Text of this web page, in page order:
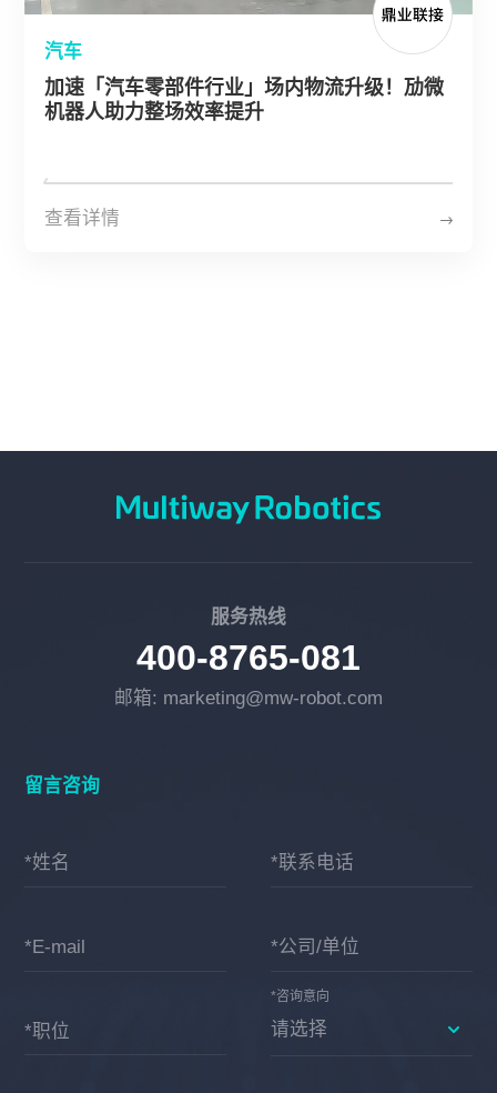
汽车
加速「汽车零部件行业」场内物流升级！劢微
机器人助力整场效率提升
查看详情
服务热线
400-8765-081
邮箱: marketing@mw-robot.com
留言咨询
*姓名 *联系电话
*E-mail *公司/单位
*职位
*咨询意向